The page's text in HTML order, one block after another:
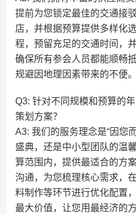
提前为您锁定最佳的交通接
店，并根据预算提供多样化
程，预留充足的交通时间，
确保所有参会人员都能顺畅
规避因地理因素带来的不便。
Q3: 针对不同规模和预算的
策划方案？
A3: 我们的服务理念是“因您
盛典，还是中小型团队的温
算范围内，提供最适合的方
沟通，为您梳理核心需求，
料制作等环节进行优化配置
最大价值，让您用最经济的